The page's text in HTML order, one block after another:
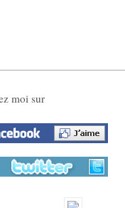
moi sur